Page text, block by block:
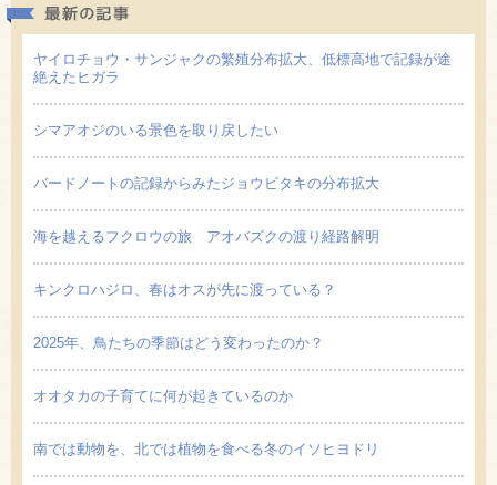
ヤイロチョウ・サンジャクの繁殖分布拡大、低標高地で記録が途
絶えたヒガラ
シマアオジのいる景色を取り戻したい
バードノートの記録からみたジョウビタキの分布拡大
海を越えるフクロウの旅 アオバズクの渡り経路解明
キンクロハジロ、春はオスが先に渡っている？
2025年、鳥たちの季節はどう変わったのか？
オオタカの子育てに何が起きているのか
南では動物を、北では植物を食べる冬のイソヒヨドリ